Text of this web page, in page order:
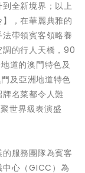
全新境界；以上
，在華麗典雅的
帶領賓客領略養
調的行人天橋，90
道的澳門特色及
及亞洲地道特色
名菜都令人難
世界級表演盛
的服務團隊為賓客
心（GICC）為